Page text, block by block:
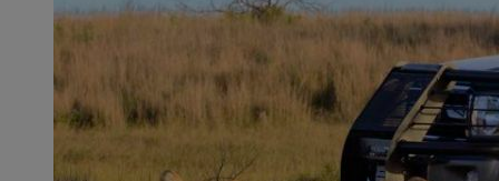
Alle rejser
Garanterede rejser